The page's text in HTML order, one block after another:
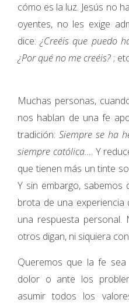
cómo es la luz. Jesús no
oyentes, no les exige
dice:¿Creéis que puedo
¿Por qué no me creéis?;
Muchas personas,
nos hablan de una fe
tradición:Siempre se ha
siempre católica…. Y
que tienen más un tinte
Y sin embargo, sabemos
brota de una experiencia
una respuesta
otros digan, ni siquiera
Queremos que la fe
dolor o ante los
asumir todos los